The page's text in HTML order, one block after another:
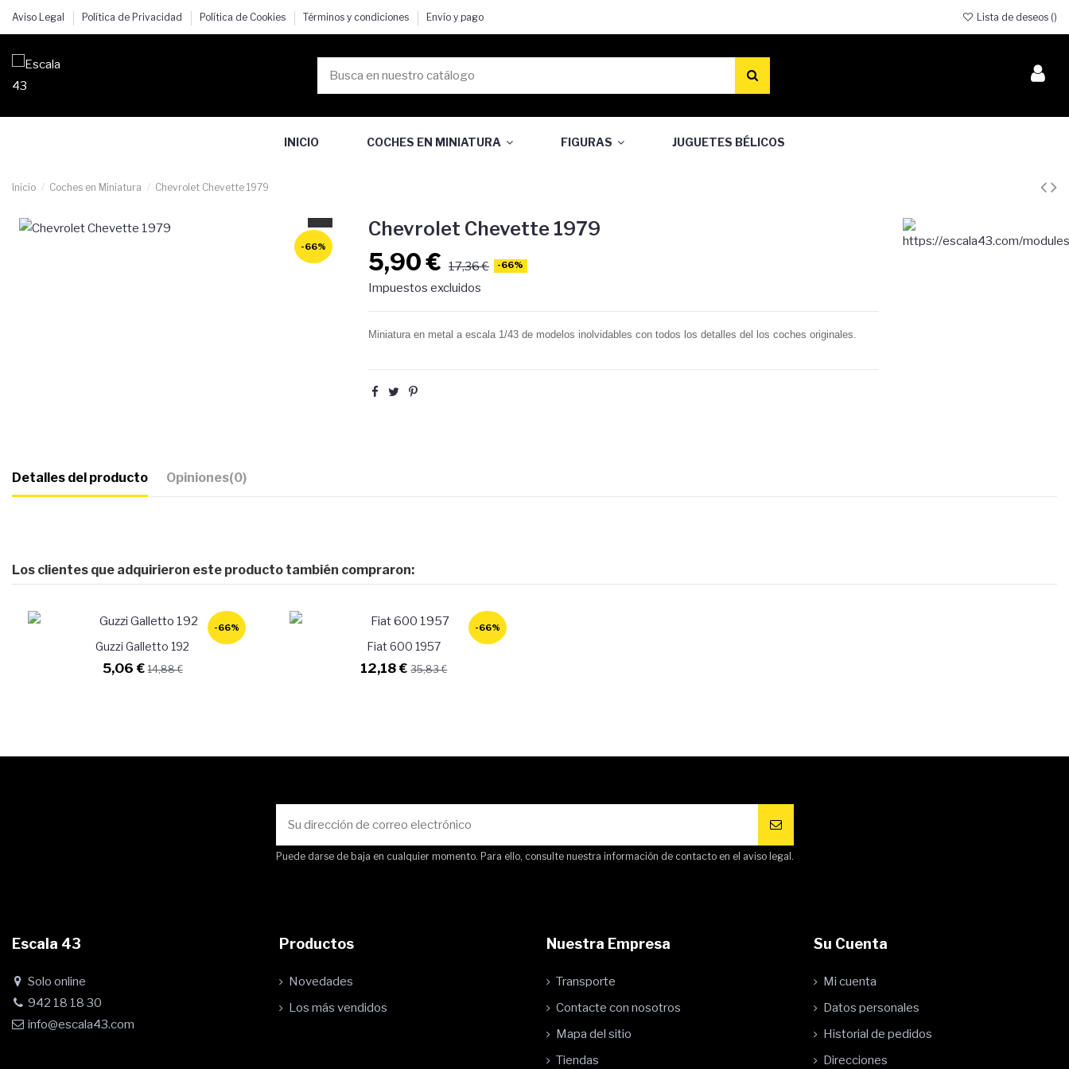
Aviso Legal Política de Privacidad Política de Cookies Términos y condiciones Envío y pago Lista de deseos ()
INICIO COCHES EN MINIATURA FIGURAS JUGUETES BÉLICOS
Inicio Coches en Miniatura Chevrolet Chevette 1979
-66%
Chevrolet Chevette 1979
5,90 € 17,36 € -66%
Impuestos excluidos
Miniatura en metal a escala 1/43 de modelos inolvidables con todos los detalles del los coches originales.
Detalles del producto Opiniones(0)
Los clientes que adquirieron este producto también compraron:
-66%
Guzzi Galletto 192
5,06 €14,88 €
-66%
Fiat 600 1957
12,18 €35,83 €
Puede darse de baja en cualquier momento. Para ello, consulte nuestra información de contacto en el aviso legal.
Escala 43
Solo online
942 18 18 30
info@escala43.com
Productos
Novedades
Los más vendidos
Nuestra Empresa
Transporte
Contacte con nosotros
Mapa del sitio
Tiendas
Su Cuenta
Mi cuenta
Datos personales
Historial de pedidos
Direcciones